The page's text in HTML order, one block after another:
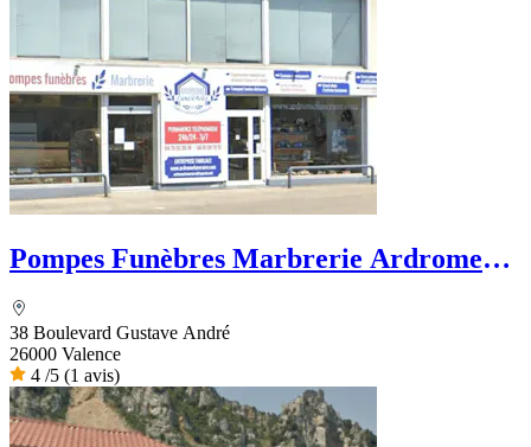
Pompes Funèbres Marbrerie Ardrome
38 Boulevard Gustave André
26000 Valence
4 /5 (1 avis)